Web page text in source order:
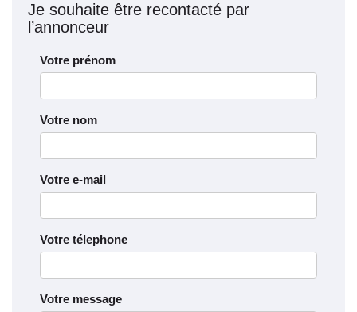
Je souhaite être recontacté par
l’annonceur
Votre prénom
Votre nom
Votre e-mail
Votre télephone
Votre message